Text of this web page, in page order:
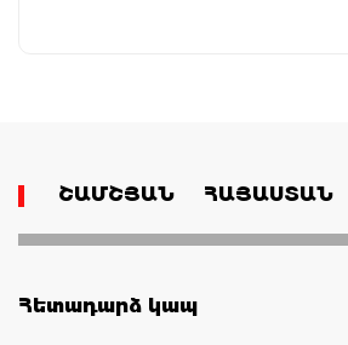
ՇԱՄՇՅԱՆ ՀԱՅԱՍՏԱՆ
Հետադարձ կապ